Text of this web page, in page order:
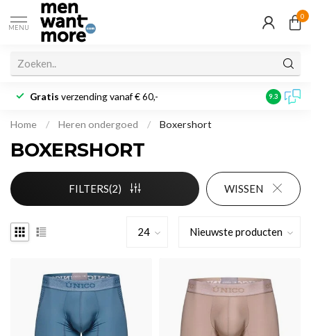
MENU
0
Gratis verzending vanaf € 60,- 9.3
Home / Heren ondergoed / Boxershort
BOXERSHORT
FILTERS(2) WISSEN